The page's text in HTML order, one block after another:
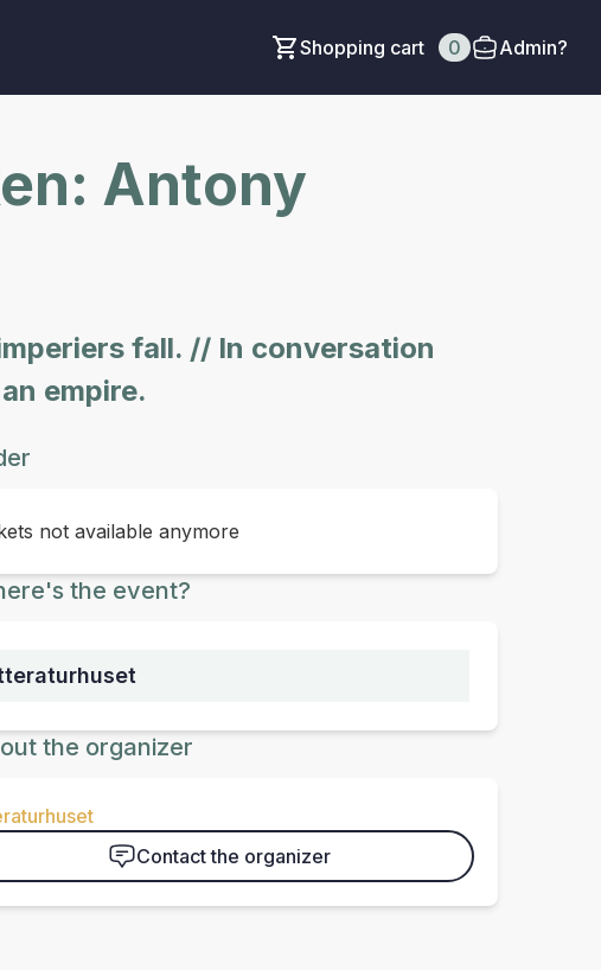
Shopping cart 0 Admin?
Antony
fall. // In conversation
empire.
not available anymore
the event?
the organizer
Contact the organizer